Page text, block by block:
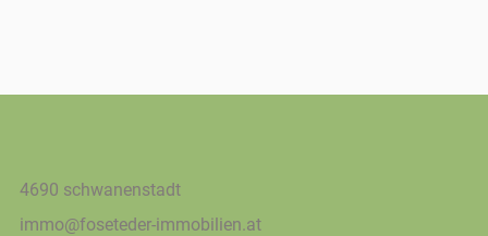
4690 schwanenstadt
immo@foseteder-immobilien.at